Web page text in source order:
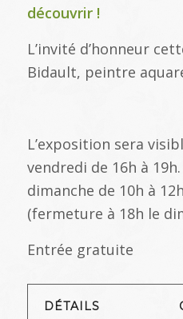
découvrir !
L’invité d’honneur
Bidault, peintre
L’exposition sera
vendredi de 16h à
dimanche de 10h à
(fermeture à 18h le
Entrée gratuite
DÉTAILS